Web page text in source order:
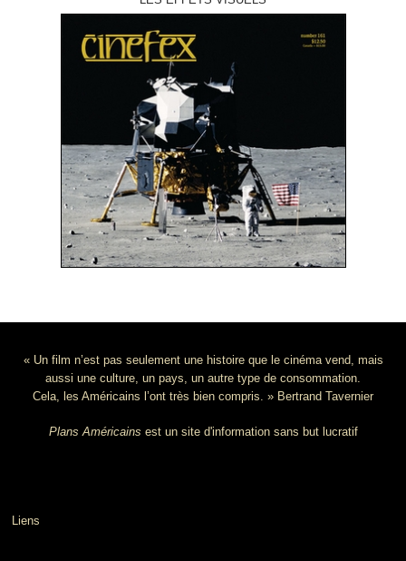
« Un film n’est pas seulement une histoire que le cinéma vend, mais
aussi une culture, un pays, un autre type de consommation.
Cela, les Américains l’ont très bien compris. » Bertrand Tavernier
Plans Américains est un site d'information sans but lucratif
Liens